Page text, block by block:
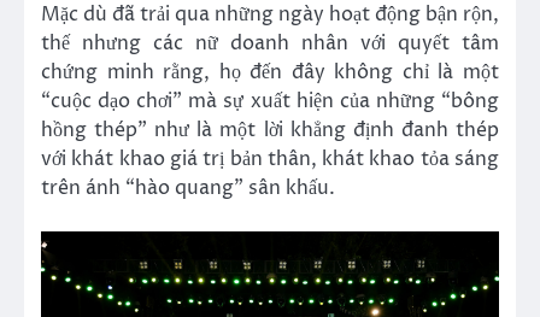
Mặc dù đã trải qua những ngày hoạt động bận rộn,
thế nhưng các nữ doanh nhân với quyết tâm
chứng minh rằng, họ đến đây không chỉ là một
“cuộc dạo chơi” mà sự xuất hiện của những “bông
hồng thép” như là một lời khẳng định đanh thép
với khát khao giá trị bản thân, khát khao tỏa sáng
trên ánh “hào quang” sân khấu.